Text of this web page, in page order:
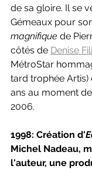
de sa gloire. Il se
Gémeaux pour
magnifique de
côtés de Denise
MétroStar
tard trophée Artis)
ans au moment
2006.
1998: Création d'
Michel Nadeau,
l'auteur, une